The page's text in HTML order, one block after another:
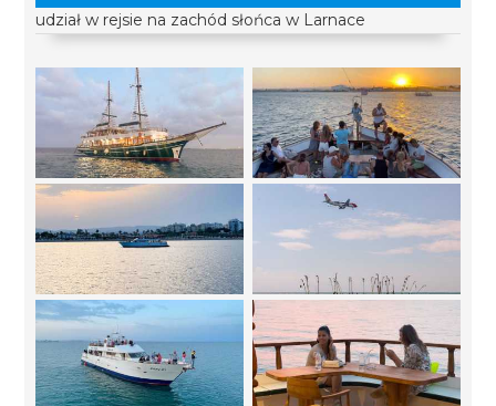
udział w rejsie na zachód słońca w Larnace